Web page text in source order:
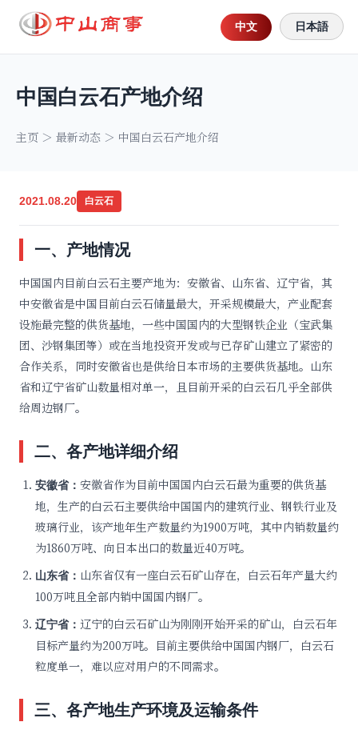
中文 日本語
中国白云石产地介绍
主页 ＞ 最新动态 ＞ 中国白云石产地介绍
2021.08.20 白云石
一、产地情况
中国国内目前白云石主要产地为：安徽省、山东省、辽宁省，其
中安徽省是中国目前白云石储量最大，开采规模最大，产业配套
设施最完整的供货基地，一些中国国内的大型钢铁企业（宝武集
团、沙钢集团等）或在当地投资开发或与已存矿山建立了紧密的
合作关系，同时安徽省也是供给日本市场的主要供货基地。山东
省和辽宁省矿山数量相对单一，且目前开采的白云石几乎全部供
给周边钢厂。
二、各产地详细介绍
安徽省： 安徽省作为目前中国国内白云石最为重要的供货基
地，生产的白云石主要供给中国国内的建筑行业、钢铁行业及
玻璃行业，该产地年生产数量约为1900万吨，其中内销数量约
为1860万吨、向日本出口的数量近40万吨。
山东省： 山东省仅有一座白云石矿山存在，白云石年产量大约
100万吨且全部内销中国国内钢厂。
辽宁省： 辽宁的白云石矿山为刚刚开始开采的矿山，白云石年
目标产量约为200万吨。目前主要供给中国国内钢厂，白云石
粒度单一，难以应对用户的不同需求。
三、各产地生产环境及运输条件